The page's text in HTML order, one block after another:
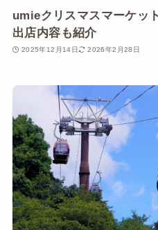
umieクリスマスマーケッ
出店内容も紹介
2025年12月14日 2026年2月28日